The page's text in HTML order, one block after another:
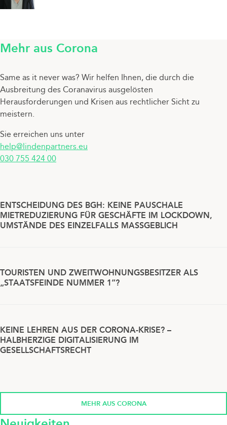
Mehr aus Corona
Same as it never was? Wir helfen Ihnen, die durch die
Ausbreitung des Coranavirus ausgelösten
Herausforderungen und Krisen aus rechtlicher Sicht zu
meistern.
Sie erreichen uns unter
help@lindenpartners.eu
030 755 424 00
ENTSCHEIDUNG DES BGH: KEINE PAUSCHALE
MIETREDUZIERUNG FÜR GESCHÄFTE IM LOCKDOWN,
UMSTÄNDE DES EINZELFALLS MASSGEBLICH
TOURISTEN UND ZWEITWOHNUNGSBESITZER ALS
„STAATSFEINDE NUMMER 1“?
KEINE LEHREN AUS DER CORONA-KRISE? –
HALBHERZIGE DIGITALISIERUNG IM
GESELLSCHAFTSRECHT
MEHR AUS CORONA